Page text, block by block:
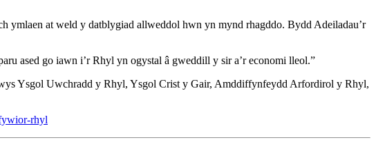
ymlaen at weld y datblygiad allweddol hwn yn mynd rhagddo. Bydd Adeiladau’r
ased go iawn i’r Rhyl yn ogystal â gweddill y sir a’r economi lleol.”
Ysgol Uwchradd y Rhyl, Ysgol Crist y Gair, Amddiffynfeydd Arfordirol y Rhyl,
rhyl